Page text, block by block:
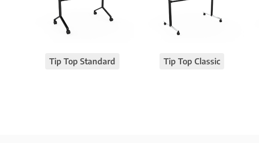
Tip Top Standard Tip Top Classic